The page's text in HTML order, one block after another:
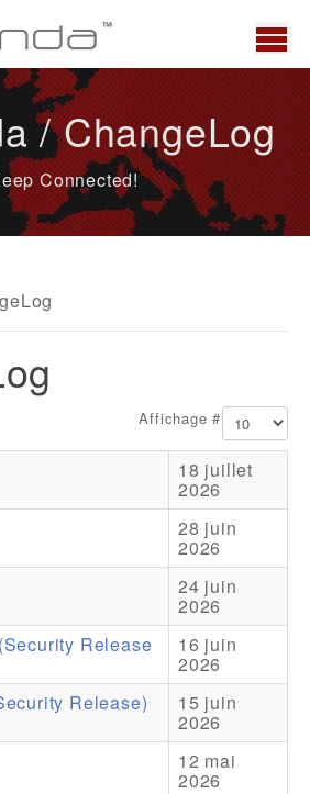
/ ChangeLog
Connected!
Affichage #
18 juillet
2026
28 juin
2026
24 juin
2026
Release
16 juin
2026
Release)
15 juin
2026
12 mai
2026